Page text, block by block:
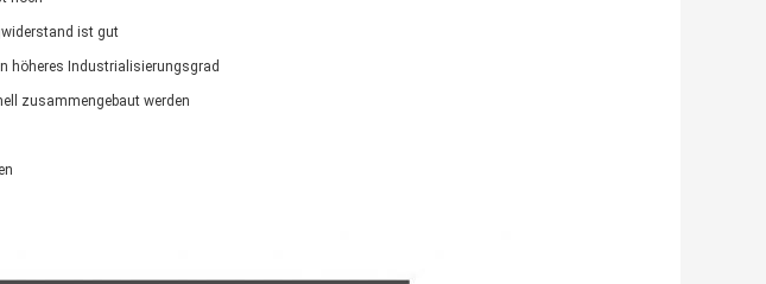
ist gut
höheres Industrialisierungsgrad
zusammengebaut werden